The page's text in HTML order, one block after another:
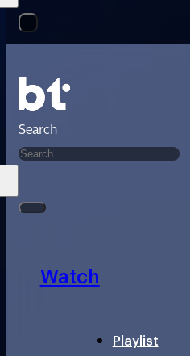
Search
Watch
Playlist